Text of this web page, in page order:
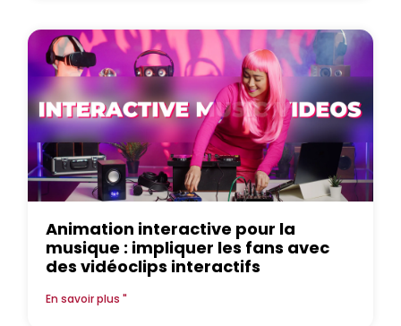
Animation interactive pour la
musique : impliquer les fans avec
des vidéoclips interactifs
En savoir plus "